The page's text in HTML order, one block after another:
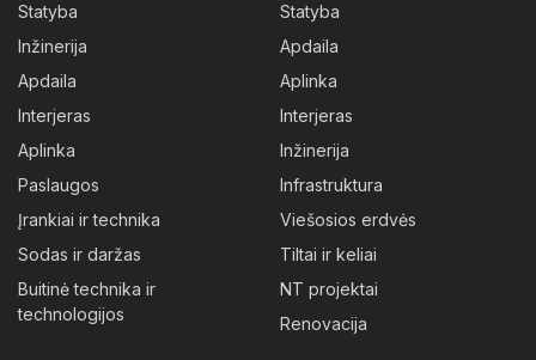
Statyba
Inžinerija
Apdaila
Interjeras
Aplinka
Paslaugos
Įrankiai ir technika
Sodas ir daržas
Buitinė technika ir
technologijos
Statyba
Apdaila
Aplinka
Interjeras
Inžinerija
Infrastruktura
Viešosios erdvės
Tiltai ir keliai
NT projektai
Renovacija